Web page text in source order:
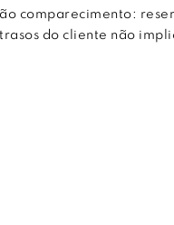
comparecimento:
do cliente não